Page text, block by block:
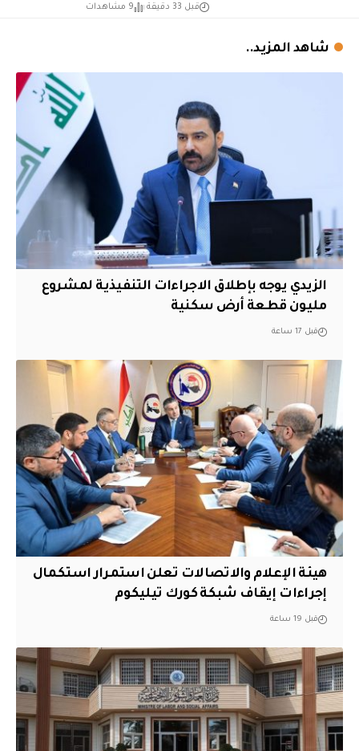
قبل 33 دقيقة 9 مشاهدات
شاهد المزيد..
الزيدي يوجه بإطلاق الاجراءات التنفيذية لمشروع
مليون قطعة أرض سكنية
قبل 17 ساعة
هيئة الإعلام والاتصالات تعلن استمرار استكمال
إجراءات إيقاف شبكة كورك تيليكوم
قبل 19 ساعة